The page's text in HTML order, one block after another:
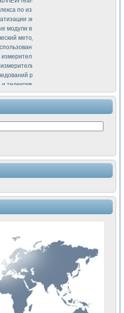
по измерению скорости подвижного
экспериментальных
модули в стандарте Nl SCXI для
метод в дефектоскопии сварных
машинного зрения в
системы для
комплекс аппаратуры для
рабочих процессов ДВС в
телекоммуникации
радиолиний систем передачи данных
комплекс для исследования
стенд для исследования
параметров операционных
преобразователь на основе цифровой
LabVIEW для математического
создания измерителя ВАХ
моделирование генератора сигналов -
модуля с высоким
импульсного радиолокационного
формирования уравнений состояния для
стенда для измерения
LabVIEW для построения картины
для определения показателей
LabVIEW для управления источником
снятия вольт-амперных характеристик
технологии: нано-, фемто-,
установка по измерению временных
лабораторный комплекс на базе
моделирования и оптимизации тепловой